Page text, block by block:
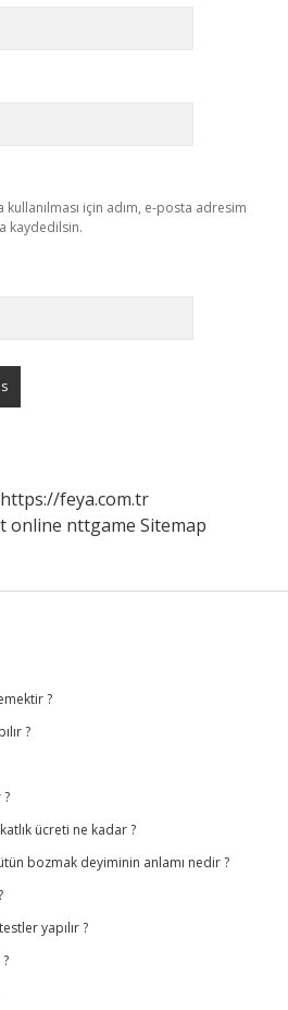
için adım, e-posta adresim
kaydedilsin.
https://feya.com.tr
online nttgame Sitemap
?
?
ücreti ne kadar ?
bozmak deyiminin anlamı nedir ?
yapılır ?